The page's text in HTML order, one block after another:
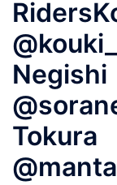
Negishi
Tokura